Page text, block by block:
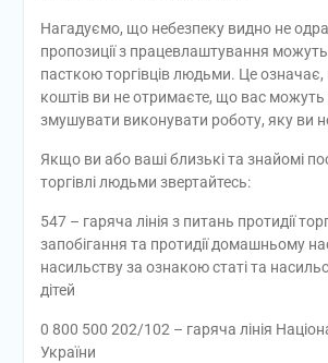
Нагадуємо, що небезпеку видно не
пропозиції з працевлаштування
пасткою торгівців людьми. Це
коштів ви не отримаєте, що вас можуть
змушувати виконувати роботу, яку ви
Якщо ви або ваші близькі та знайомі
торгівлі людьми звертайтесь:
547 – гаряча лінія з питань протидії
запобігання та протидії домашньому
насильству за ознакою статі та
дітей
0 800 500 202/102 – гаряча лінія
України